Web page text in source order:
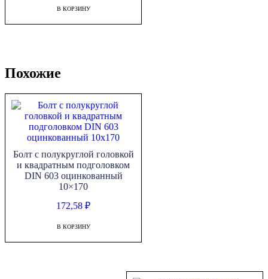
В КОРЗИНУ
Похожие
Болт с полукруглой головкой
и квадратным подголовком
DIN 603 оцинкованный
10×170
172,58₽
В КОРЗИНУ